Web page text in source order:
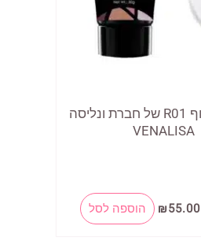
פוליג'ל שקוף R01 של חברת ונליסה
VENALISA
המחיר
המקורי
₪55.00
המחיר
הנוכחי
הוספה לסל